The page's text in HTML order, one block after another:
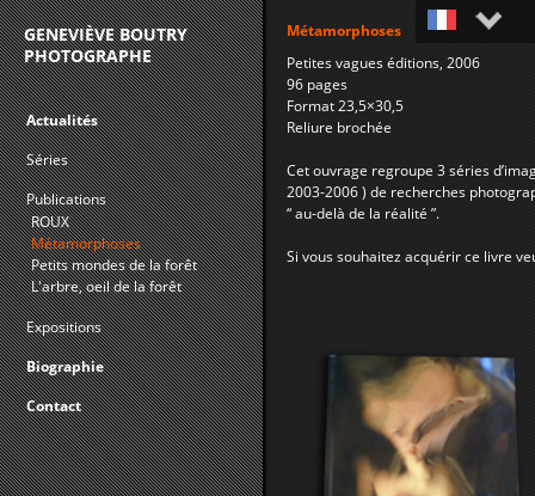
Métamorphoses
Petites vagues éditions, 2006
96 pages
Format 23,5×30,5
Reliure brochée
Cet ouvrage regroupe 3 séries
2003-2006 ) de recherches
“ au-delà de la réalité ”.
Si vous souhaitez acquérir ce livre
GENEVIÈVE BOUTRY
PHOTOGRAPHE
Actualités
Séries
Publications
ROUX
Métamorphoses
Petits mondes de la forêt
L'arbre, oeil de la forêt
Expositions
Biographie
Contact
Français